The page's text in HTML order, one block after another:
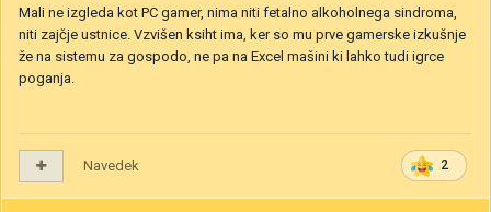
Mali ne izgleda kot PC gamer, nima niti fetalno alkoholnega sindroma,
niti zajčje ustnice. Vzvišen ksiht ima, ker so mu prve gamerske izkušnje
že na sistemu za gospodo, ne pa na Excel mašini ki lahko tudi igrce
poganja.
2
Navedek